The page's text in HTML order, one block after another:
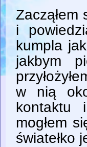
Zacząłem
i
kumpla
jakbym
w nią
kontaktu
mogłem
światełko